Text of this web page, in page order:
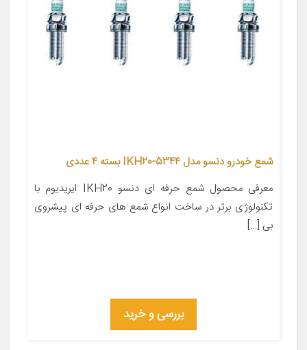
شمع خودرو دنسو مدل IKH20-5344 بسته 4 عددی
معرفی محصول شمع حرفه ای دنسو IKH20 ایریدیوم با
تکنولوژی برتر در ساخت انواع شمع های حرفه ای پیشروی
بی […]
بررسی و خرید